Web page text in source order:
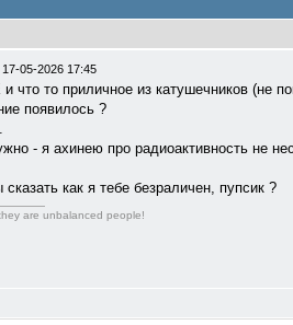
17-05-2026 17:45
что то приличное из катушечников (не
появилось ?
- я ахинею про радиоактивность не
как я тебе безраличен, пупсик ?
are unbalanced people!